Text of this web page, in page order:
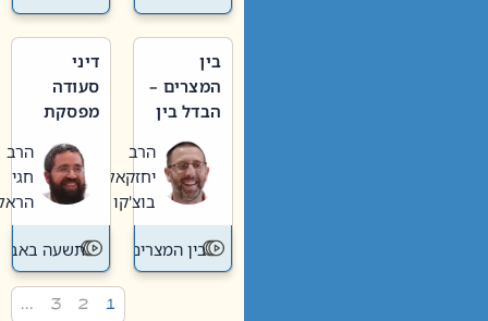
בין
המצרים –
הבדל בין
חדשה
לישנה
הרב
יחזקאל
בוצ'קו
בין המצרים
דיני
סעודה
מפסקת
תשעה
באב
הרב
חגי
הראל
תשעה באב